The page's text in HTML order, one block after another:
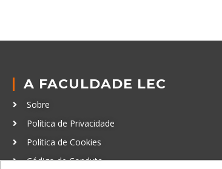
A FACULDADE LEC
Sobre
Política de Privacidade
Política de Cookies
Código de Conduta